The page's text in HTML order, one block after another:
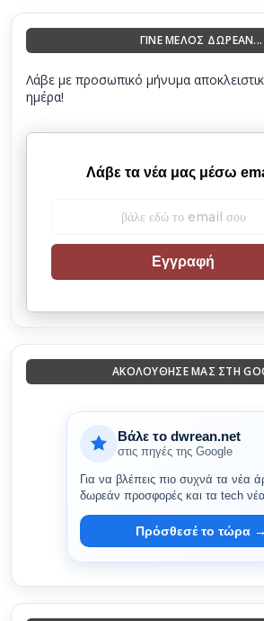
ΓΙΝΕ ΜΕΛΟΣ ΔΩΡΕΑΝ...
Λάβε με προσωπικό μήνυμα
ημέρα!
Λάβε τα νέα μας μέσω
Εγγραφή
ΑΚΟΛΟΎΘΗΣΈ ΜΑΣ ΣΤΗ
Βάλε το dwrean.net
στις πηγές της Google
Για να βλέπεις πιο συχνά τα νέα
δωρεάν προσφορές και τα tech
Πρόσθεσέ το τώρα →